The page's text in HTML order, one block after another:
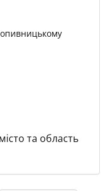
та область